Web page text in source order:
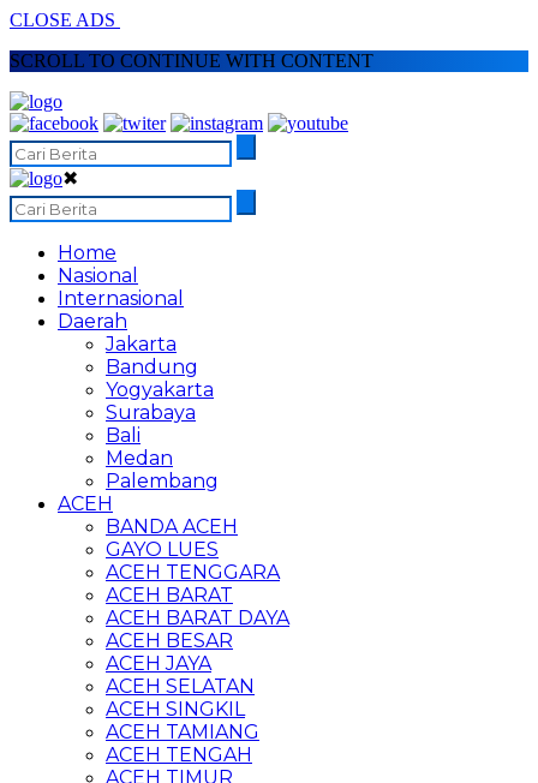
CLOSE ADS
SCROLL TO CONTINUE WITH CONTENT
✖
Home
Nasional
Internasional
Daerah
Jakarta
Bandung
Yogyakarta
Surabaya
Bali
Medan
Palembang
ACEH
BANDA ACEH
GAYO LUES
ACEH TENGGARA
ACEH BARAT
ACEH BARAT DAYA
ACEH BESAR
ACEH JAYA
ACEH SELATAN
ACEH SINGKIL
ACEH TAMIANG
ACEH TENGAH
ACEH TIMUR